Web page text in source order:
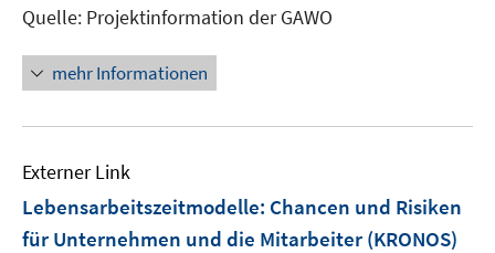
Quelle: Projektinformation der GAWO
mehr Informationen
Externer Link
Lebensarbeitszeitmodelle: Chancen und Risiken
für Unternehmen und die Mitarbeiter (KRONOS)